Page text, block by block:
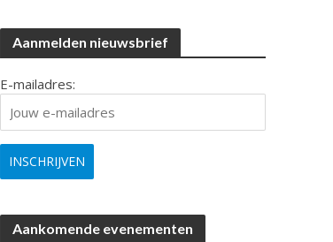
Aanmelden nieuwsbrief
E-mailadres:
Aankomende evenementen